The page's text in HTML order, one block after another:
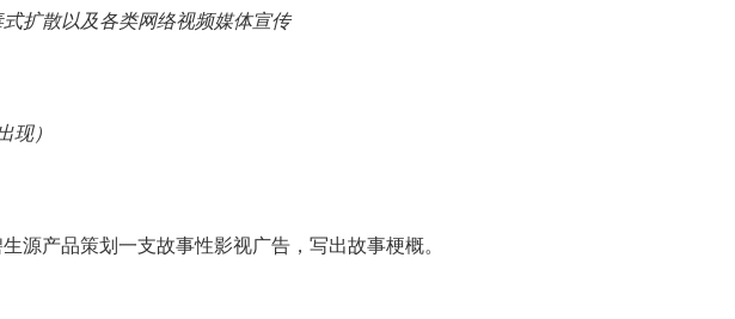
扩散以及各类网络视频媒体宣传
现）
源产品策划一支故事性影视广告，写出故事梗概。